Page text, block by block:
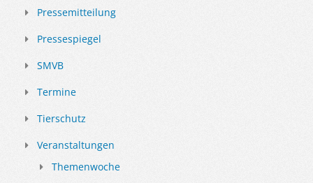
Pressemitteilung
Pressespiegel
SMVB
Termine
Tierschutz
Veranstaltungen
Themenwoche